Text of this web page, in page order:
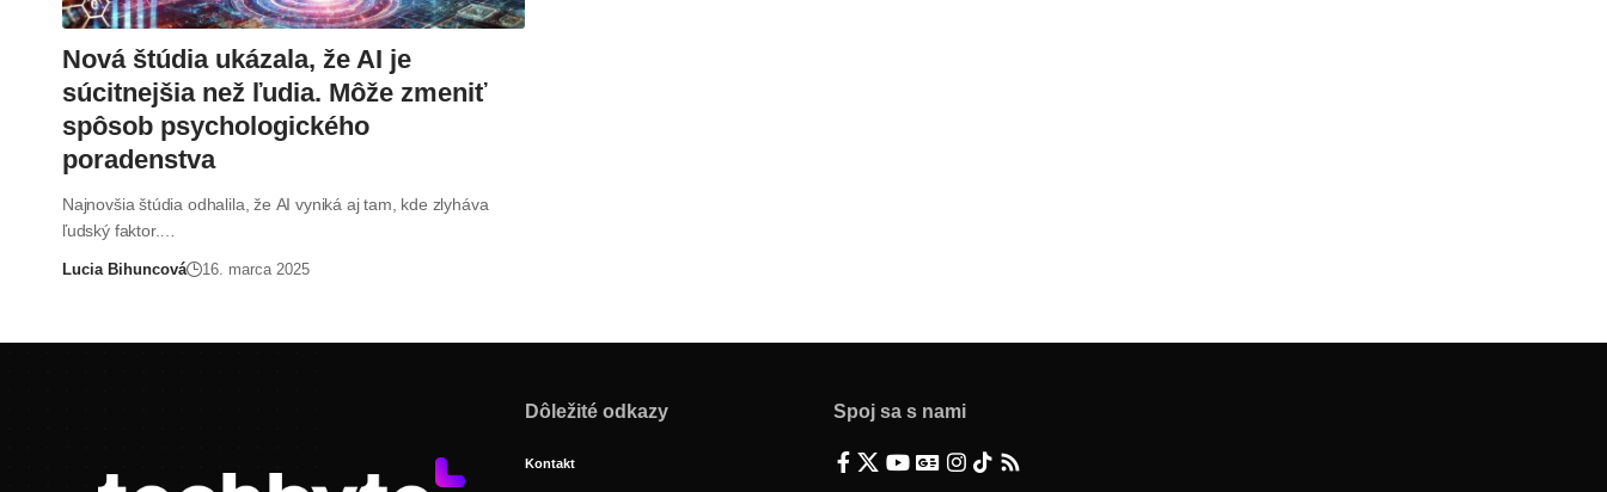
Nová štúdia ukázala, že AI je
súcitnejšia než ľudia. Môže zmeniť
spôsob psychologického
poradenstva
Najnovšia štúdia odhalila, že AI vyniká aj tam, kde zlyháva
ľudský faktor.…
Lucia Bihuncová 16. marca 2025
Dôležité odkazy
Kontakt
Spoj sa s nami